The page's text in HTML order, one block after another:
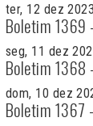
ter, 12 dez 2023
Boletim 1369
seg, 11 dez
Boletim 1368
dom, 10 dez
Boletim 1367